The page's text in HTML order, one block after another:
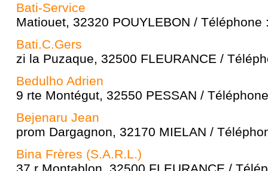
Bati-Service
Matiouet, 32320 POUYLEBON / Téléphone
Bati.C.Gers
zi la Puzaque, 32500 FLEURANCE /
Bedulho Adrien
9 rte Montégut, 32550 PESSAN /
Bejenaru Jean
prom Dargagnon, 32170 MIELAN /
Bina Frères (S.A.R.L.)